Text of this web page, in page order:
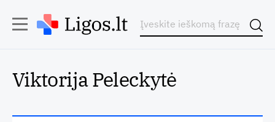
Viktorija Peleckytė